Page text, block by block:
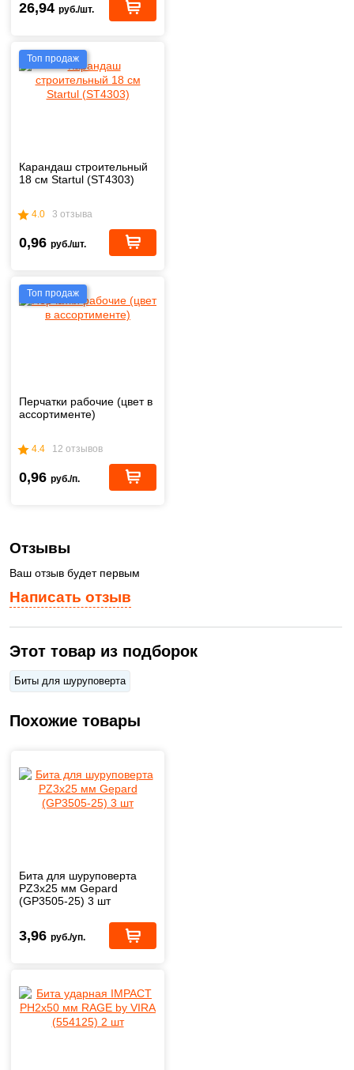
26,94 руб./шт.
Топ продаж
Карандаш строительный
18 см Startul (ST4303)
4.0 3 отзыва
0,96 руб./шт.
Топ продаж
Перчатки рабочие (цвет в
ассортименте)
4.4 12 отзывов
0,96 руб./п.
Написать отзыв
Отзывы
Ваш отзыв будет первым
Этот товар из подборок
Биты для шуруповерта
Похожие товары
Бита для шуруповерта
PZ3х25 мм Gepard
(GP3505-25) 3 шт
3,96 руб./уп.